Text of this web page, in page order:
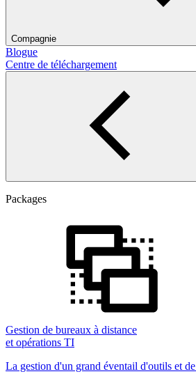
Compagnie
Blogue
Centre de téléchargement
Packages
Gestion de bureaux à distance
et opérations TI
La gestion d'un grand éventail d'outils et